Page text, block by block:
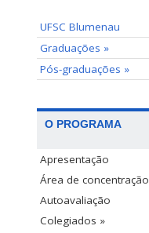
UFSC Blumenau
Graduações »
Pós-graduações »
O PROGRAMA
Apresentação
Área de concentração
Autoavaliação
Colegiados »